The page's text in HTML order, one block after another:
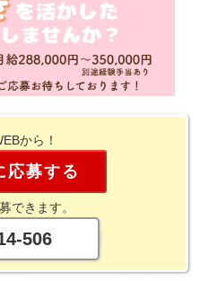
から！
応募する
できます。
506